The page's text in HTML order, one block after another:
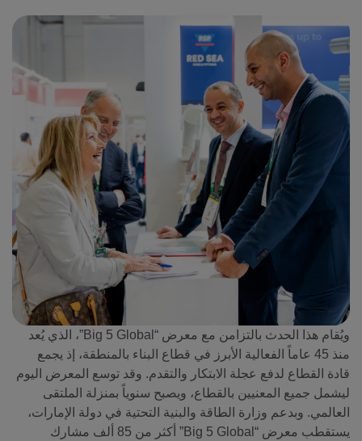
Global Water Expo
Jeddah Construct
ويُقام هذا الحدث بالتزامن مع معرض “Big 5 Global”، الذي يُعد
منذ 45 عاماً الفعالية الأبرز في قطاع البناء بالمنطقة، إذ يجمع
قادة القطاع لدفع عجلة الابتكار والتقدم. وقد توسع المعرض اليوم
ليشمل جميع المعنيين بالقطاع، ويصبح سنوياً بمنزلة الملتقى
العالمي. وبدعم وزارة الطاقة والبنية التحتية في دولة الإمارات،
يستقطب معرض “Big 5 Global” أكثر من 85 ألف مشارك